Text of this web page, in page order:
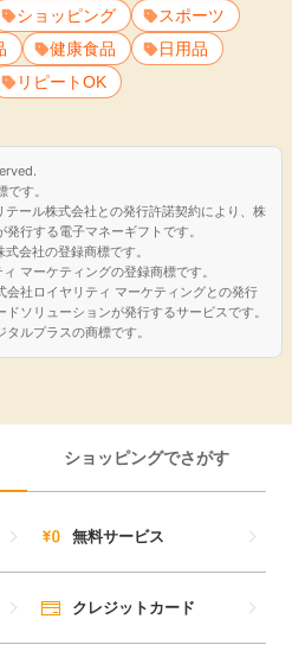
ショッピング
スポーツ
健康食品
日用品
リピートOK
す。
テール株式会社との発行許諾契約により、株
行する電子マネーギフトです。
会社の登録商標です。
マーケティングの登録商標です。
会社ロイヤリティ マーケティングとの発行
ソリューションが発行するサービスです。
ルプラスの商標です。
ショッピングでさがす
無料サービス
クレジットカード